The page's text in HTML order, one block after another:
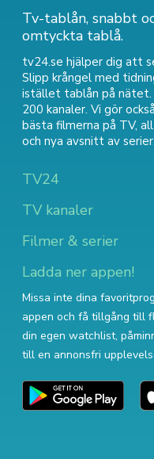
Tv-tablån, snabbt
omtyckta tablå.
tv24.se hjälper dig att
Slipp krångel med
istället tablån på nätet.
200 kanaler. Vi gör
bästa filmerna på TV,
och nya avsnitt av serier
TV24
TV kanaler
Filmer & serier
Ladda ner appen!
Missa inte dina
appen och få tillgång till
din egen watchlist,
till en annonsfri